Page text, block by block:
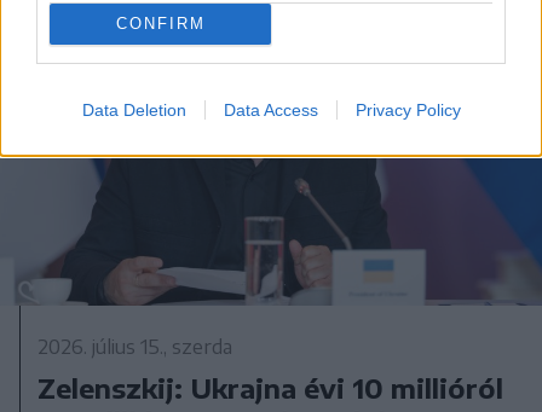
CONFIRM
Data Deletion Data Access Privacy Policy
2026. július 15., szerda
Zelenszkij: Ukrajna évi 10 millióról